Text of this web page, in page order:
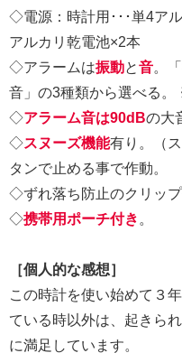
◇電源：時計用･･･単4ア
アルカリ乾電池×2本
◇アラームは振動と音。
音」の3種類から選べる。
◇アラーム音は90dBの大
◇スヌーズ機能有り。（
タンで止める事で作動。
◇ずれ落ち防止のクリップ
◇携帯用ポーチ付き 。
［個人的な感想］
この時計を使い始めて３
ている時以外は、起きら
に満足しています。